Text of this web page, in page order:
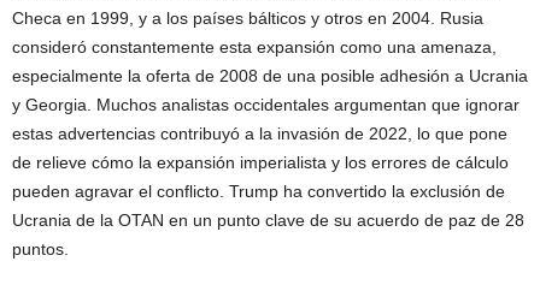
Checa en 1999, y a los países bálticos y otros en 2004. Rusia
consideró constantemente esta expansión como una amenaza,
especialmente la oferta de 2008 de una posible adhesión a Ucrania
y Georgia. Muchos analistas occidentales argumentan que ignorar
estas advertencias contribuyó a la invasión de 2022, lo que pone
de relieve cómo la expansión imperialista y los errores de cálculo
pueden agravar el conflicto. Trump ha convertido la exclusión de
Ucrania de la OTAN en un punto clave de su acuerdo de paz de 28
puntos.